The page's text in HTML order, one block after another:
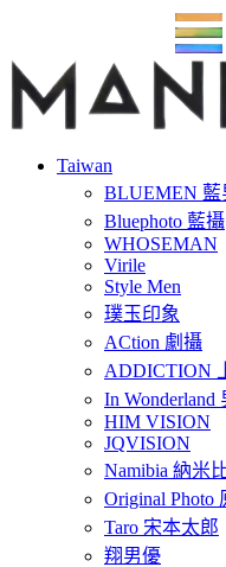
Taiwan
BLUEMEN 藍
Bluephoto 藍攝
WHOSEMAN
Virile
Style Men
璞玉印象
ACtion 劇攝
ADDICTION
In Wonderland
HIM VISION
JQVISION
Namibia 納米
Original Photo
Taro 宋本太郎
翔男優